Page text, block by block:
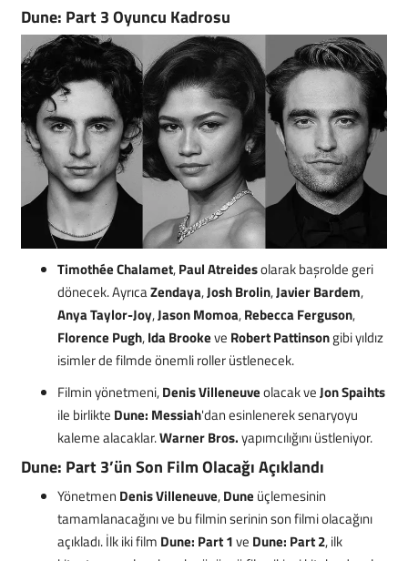
Dune: Part 3 Oyuncu Kadrosu
Timothée Chalamet,Paul Atreidesolarak başrolde geri
dönecek. AyrıcaZendaya,Josh Brolin,Javier Bardem,
Anya Taylor-Joy,Jason Momoa,Rebecca Ferguson,
Florence Pugh,Ida Brookeve Robert Pattinsongibi yıldız
isimler de filmde önemli roller üstlenecek.
Filmin yönetmeni,Denis Villeneuveolacak veJon Spaihts
ile birlikte Dune: Messiah'dan esinlenerek senaryoyu
kaleme alacaklar.Warner Bros.yapımcılığını üstleniyor.
Dune: Part 3’ün Son Film Olacağı Açıklandı
Yönetmen Denis Villeneuve,Dune üçlemesinin
tamamlanacağını ve bu filmin serinin son filmi olacağını
açıkladı. İlk iki film Dune: Part 1ve Dune: Part 2, ilk